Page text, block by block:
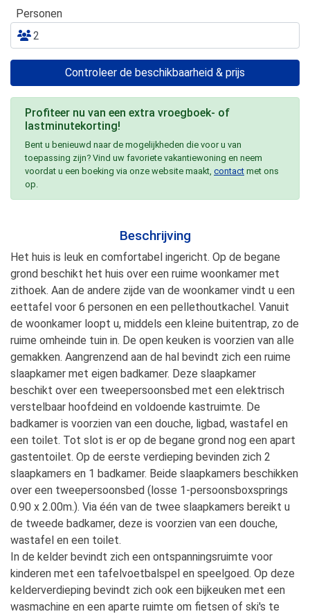
Personen
Controleer de beschikbaarheid & prijs
Profiteer nu van een extra vroegboek- of
lastminutekorting!
Bent u benieuwd naar de mogelijkheden die voor u van
toepassing zijn? Vind uw favoriete vakantiewoning en neem
voordat u een boeking via onze website maakt, contact met ons
op.
Beschrijving
Het huis is leuk en comfortabel ingericht. Op de begane
grond beschikt het huis over een ruime woonkamer met
zithoek. Aan de andere zijde van de woonkamer vindt u een
eettafel voor 6 personen en een pellethoutkachel. Vanuit
de woonkamer loopt u, middels een kleine buitentrap, zo de
ruime omheinde tuin in. De open keuken is voorzien van alle
gemakken. Aangrenzend aan de hal bevindt zich een ruime
slaapkamer met eigen badkamer. Deze slaapkamer
beschikt over een tweepersoonsbed met een elektrisch
verstelbaar hoofdeind en voldoende kastruimte. De
badkamer is voorzien van een douche, ligbad, wastafel en
een toilet. Tot slot is er op de begane grond nog een apart
gastentoilet. Op de eerste verdieping bevinden zich 2
slaapkamers en 1 badkamer. Beide slaapkamers beschikken
over een tweepersoonsbed (losse 1-persoonsboxsprings
0.90 x 2.00m.). Via één van de twee slaapkamers bereikt u
de tweede badkamer, deze is voorzien van een douche,
wastafel en een toilet.
In de kelder bevindt zich een ontspanningsruimte voor
kinderen met een tafelvoetbalspel en speelgoed. Op deze
kelderverdieping bevindt zich ook een bijkeuken met een
wasmachine en een aparte ruimte om fietsen of ski's te